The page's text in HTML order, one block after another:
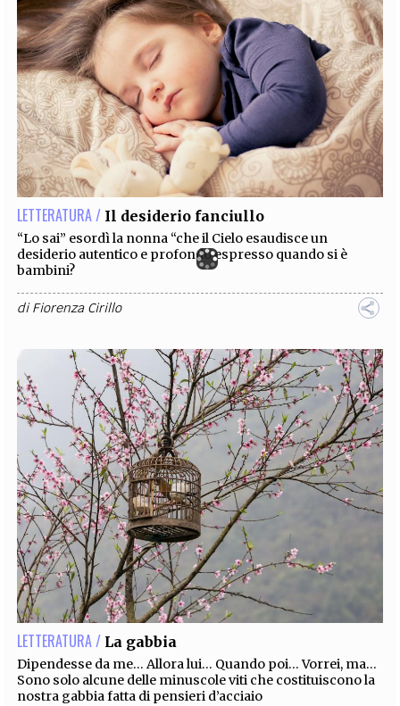
LETTERATURA / Il desiderio fanciullo
“Lo sai” esordì la nonna “che il Cielo esaudisce un
desiderio autentico e profondo espresso quando si è
bambini?
diFiorenza Cirillo
LETTERATURA / La gabbia
Dipendesse da me… Allora lui… Quando poi… Vorrei, ma…
Sono solo alcune delle minuscole viti che costituiscono la
nostra gabbia fatta di pensieri d’acciaio